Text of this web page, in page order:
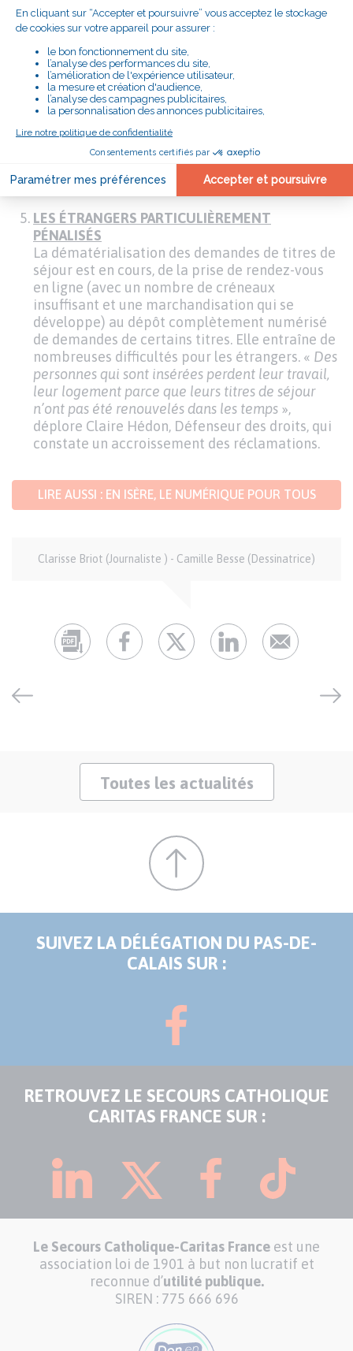
afin d’accéder aux dossiers et de résoudre les
problèmes, comme le relève la Cour des
comptes dans un bilan publié en septembre
2024. «Les personnes fragiles ont besoin d’agents
compétents de la Caf ou de l’Assurance maladie
pour débloquer leurs dossiers, insiste Delphine
Bonjour.Il faut remettre de l’humain et de
l’humanité dans le système de protection sociale,
c’est-à-dire un accès physique aux
administrations avec une prise de rendez-vous
facilitée.»
LES ÉTRANGERS PARTICULIÈREMENT
PÉNALISÉS
La dématérialisation des demandes de titres de
séjour est en cours, de la prise de rendez-vous
en ligne (avec un nombre de créneaux
insuffisant et une marchandisation qui se
développe) au dépôt complètement numérisé
de demandes de certains titres. Elle entraîne de
nombreuses difficultés pour les étrangers. « Des
personnes qui sont insérées perdent leur travail,
leur logement parce que leurs titres de séjour
n’ont pas été renouvelés dans les temps »,
déplore Claire Hédon, Défenseur des droits, qui
constate un accroissement des réclamations.
TexteLIRE AUSSI : EN ISÈRE, LE NUMÉRIQUE POUR TOUS
Clarisse Briot (Journaliste ) - Camille Besse (Dessinatrice)
Toutes les actualités
SUIVEZ LA DÉLÉGATION DU PAS-DE-
CALAIS SUR :
RETROUVEZ LE SECOURS CATHOLIQUE
CARITAS FRANCE SUR :
Le Secours Catholique-Caritas France est une
association loi de 1901 à but non lucratif et
reconnue d’utilité publique.
SIREN : 775 666 696